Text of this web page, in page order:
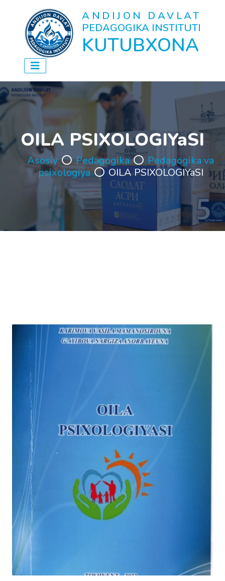
ANDIJON DAVLAT
PEDAGOGIKA INSTITUTI
KUTUBXONA
OILA PSIXOLOGIYaSI
Asosiy Pedagogika
Pedagogika va
psixologiya
OILA PSIXOLOGIYaSI